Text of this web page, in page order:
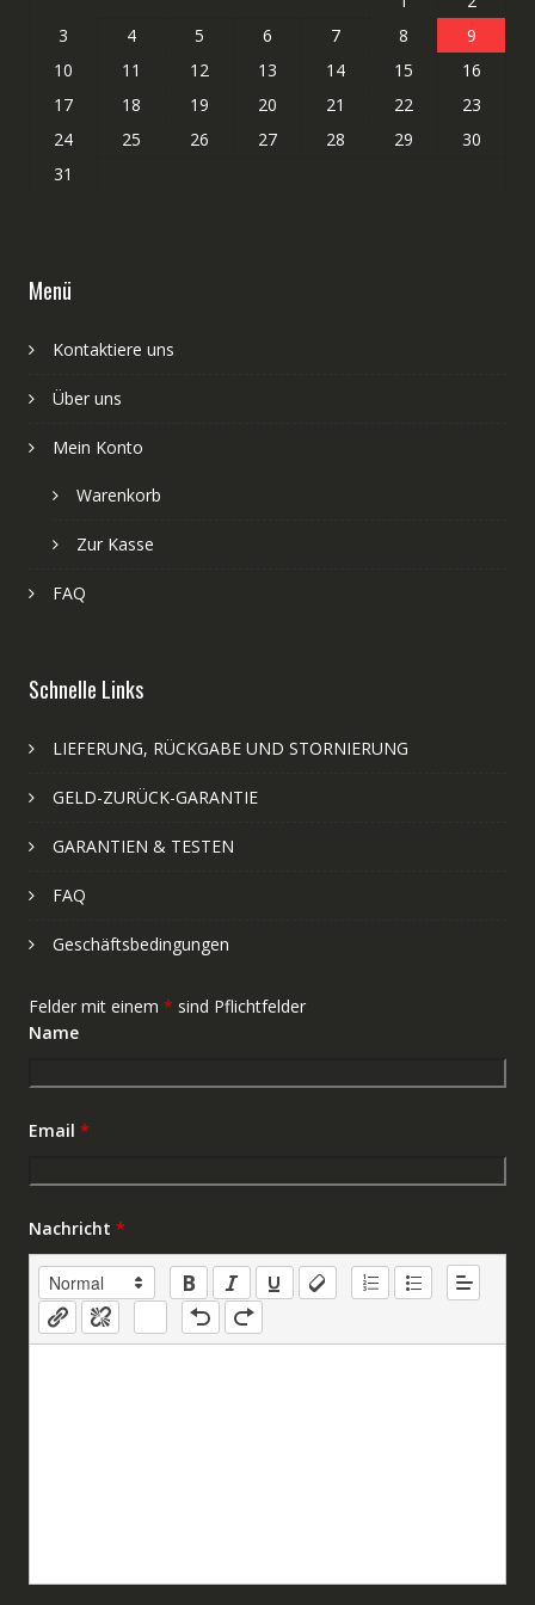
3
4 5 6 7 8
9
10
11 12 13 14 15
16
17
18 19 20 21 22
23
24
25 26 27 28 29
30
31
Menü
Kontaktiere uns
Über uns
Mein Konto
Warenkorb
Zur Kasse
FAQ
Schnelle Links
LIEFERUNG, RÜCKGABE UND STORNIERUNG
GELD-ZURÜCK-GARANTIE
GARANTIEN & TESTEN
FAQ
Geschäftsbedingungen
Felder mit einem * sind Pflichtfelder
Name
Email *
Nachricht *